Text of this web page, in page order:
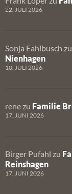
22. JULI 2026
Sonja Fahlbusch zu
Nienhagen
10. JULI 2026
rene zu Familie
17. JUNI 2026
Birger Pufahl zu
Reinshagen
17. JUNI 2026